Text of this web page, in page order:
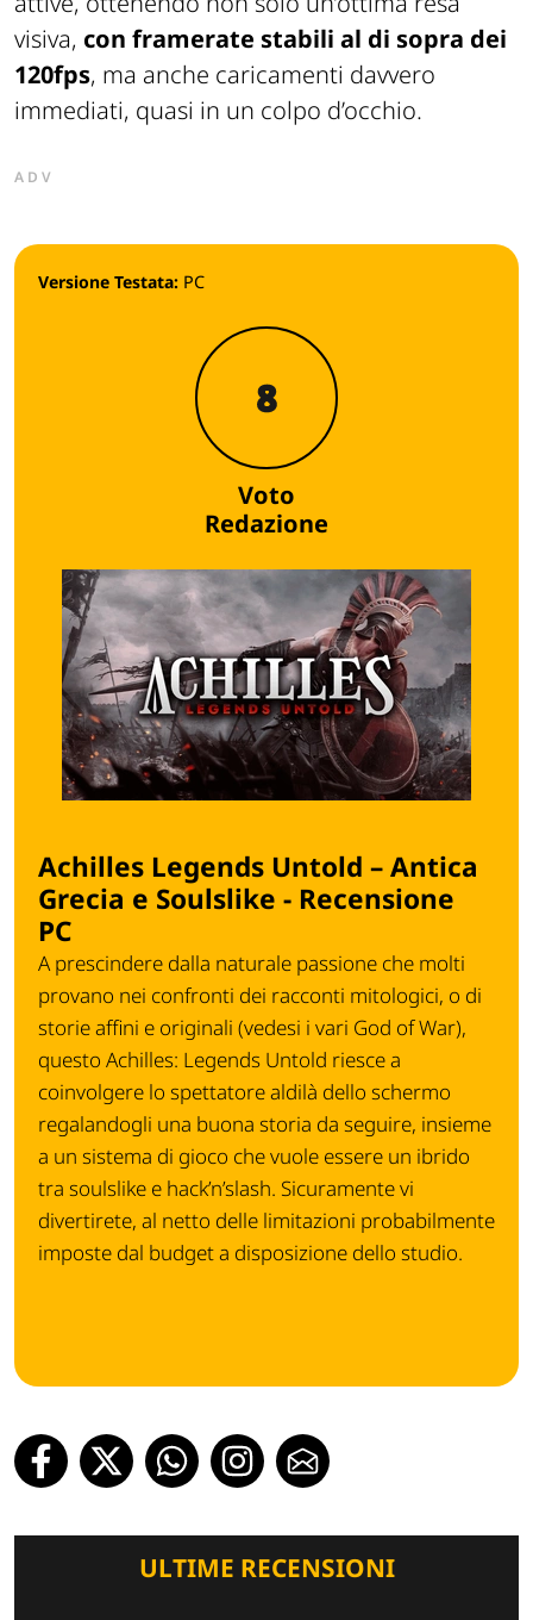
visiva, con framerate stabili al di sopra dei
120fps, ma anche caricamenti davvero
immediati, quasi in un colpo d’occhio.
ADV
Versione Testata: PC
8
Voto
Redazione
Achilles Legends Untold – Antica
Grecia e Soulslike - Recensione
PC
A prescindere dalla naturale passione che molti
provano nei confronti dei racconti mitologici, o di
storie affini e originali (vedesi i vari God of War),
questo Achilles: Legends Untold riesce a
coinvolgere lo spettatore aldilà dello schermo
regalandogli una buona storia da seguire, insieme
a un sistema di gioco che vuole essere un ibrido
tra soulslike e hack’n’slash. Sicuramente vi
divertirete, al netto delle limitazioni probabilmente
imposte dal budget a disposizione dello studio.
ULTIME RECENSIONI